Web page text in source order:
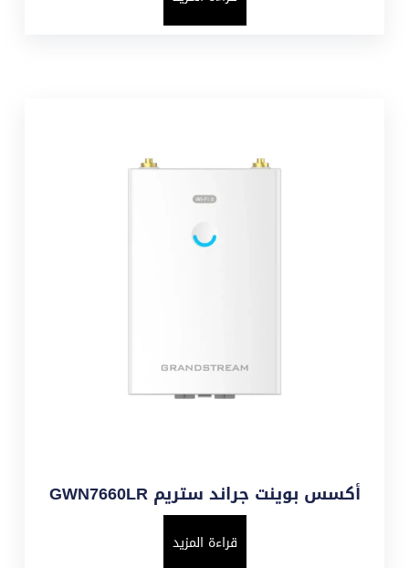
أكسس بوينت جراند ستريم GWN7660LR
قراءة المزيد